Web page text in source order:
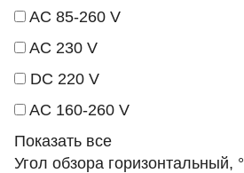
AC 85-260 V
AC 230 V
DC 220 V
AC 160-260 V
Показать все
Угол обзора горизонтальный, °